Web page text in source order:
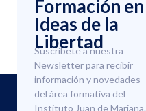
Formación en
Ideas de la
Libertad
Suscríbete a nuestra
Newsletter para recibir
información y novedades
del área formativa del
Instituto Juan de Mariana.